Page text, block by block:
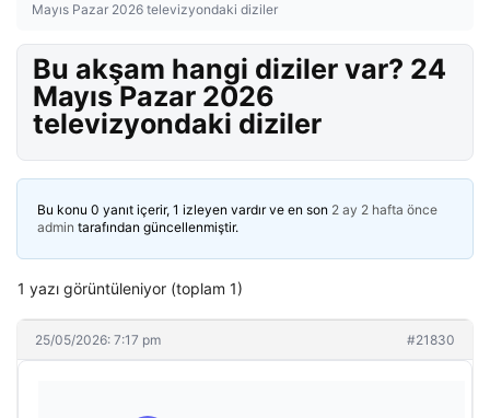
Mayıs Pazar 2026 televizyondaki diziler
Bu akşam hangi diziler var? 24
Mayıs Pazar 2026
televizyondaki diziler
Bu konu 0 yanıt içerir, 1 izleyen vardır ve en son 2 ay 2 hafta önce
admin tarafından güncellenmiştir.
1 yazı görüntüleniyor (toplam 1)
25/05/2026: 7:17 pm #21830